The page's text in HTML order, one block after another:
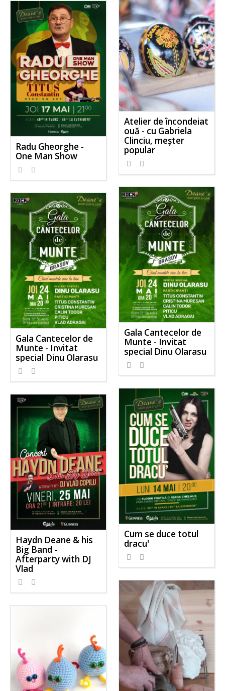
Atelier de încondeiat
ouă - cu Gabriela
Clinciu, meşter
popular
Radu Gheorghe -
One Man Show
Gala Cantecelor de
Munte - Invitat
special Dinu Olarasu
Gala Cantecelor de
Munte - Invitat
special Dinu Olarasu
Cum se duce totul
dracu'
Haydn Deane & his
Big Band -
Afterparty with DJ
Vlad